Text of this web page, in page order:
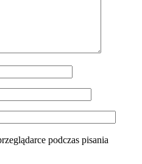
podczas pisania